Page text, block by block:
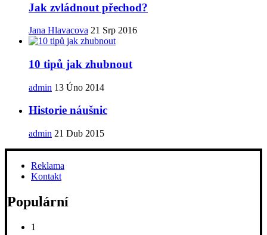
Jak zvládnout přechod?
Jana Hlavacova 21 Srp 2016
10 tipů jak zhubnout
admin 13 Úno 2014
Historie náušnic
admin 21 Dub 2015
Reklama
Kontakt
Populární
1